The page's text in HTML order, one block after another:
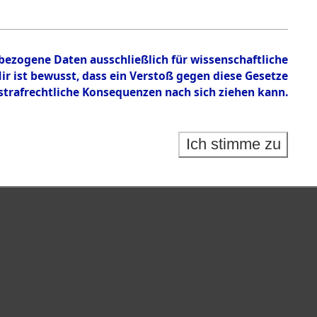
Daten ausschließlich für wissenschaftliche
bewusst, dass ein Verstoß gegen diese Gesetze
Konsequenzen nach sich ziehen kann.
Ich stimme zu